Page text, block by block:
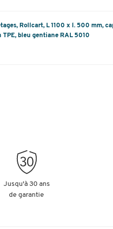
Rollcart, L 1100 x l. 500 mm,
bleu gentiane RAL 5010
Jusqu'à 30 ans
de garantie